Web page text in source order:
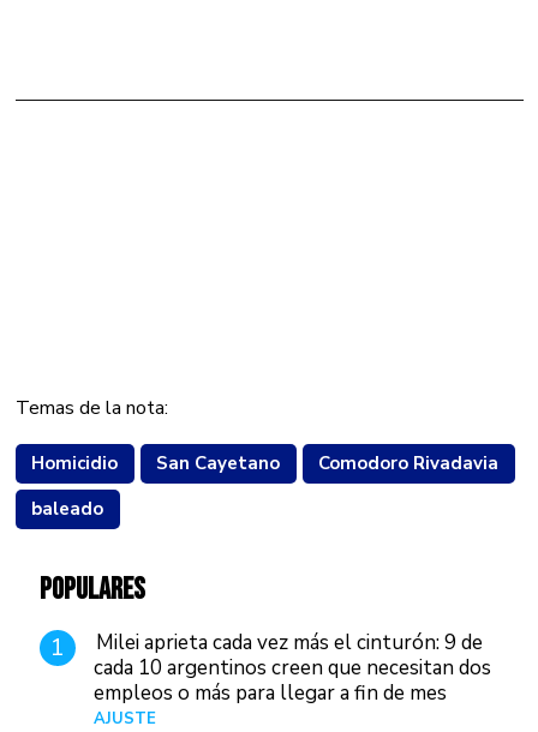
Temas de la nota:
Homicidio San Cayetano
Comodoro Rivadavia
baleado
POPULARES
1
Milei aprieta cada vez más el cinturón: 9 de
cada 10 argentinos creen que necesitan dos
empleos o más para llegar a fin de mes
AJUSTE